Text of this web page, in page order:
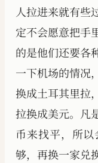
人拉进来就有些
定不会愿意把手
的是他们还要各
一下机场的情
换成土耳其里拉
拉换成美元。凡
币来找平，所
够，再换一家兑